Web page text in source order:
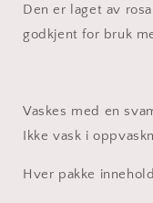
Den er laget av
godkjent for bruk
Vaskes med en
Ikke vask i
Hver pakke